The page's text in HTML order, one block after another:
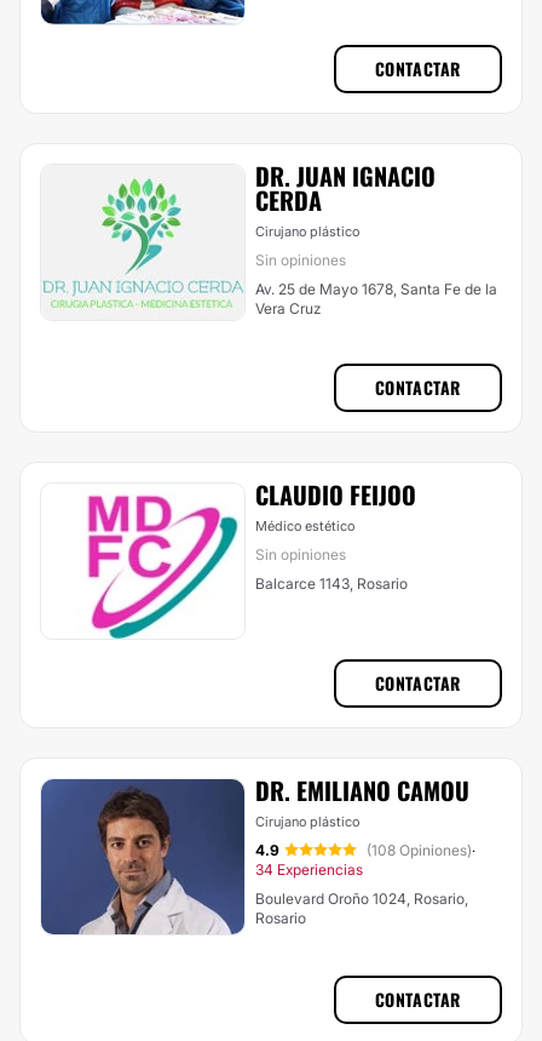
CONTACTAR
DR. JUAN IGNACIO
CERDA
Cirujano plástico
Sin opiniones
Av. 25 de Mayo 1678, Santa Fe de la
Vera Cruz
CONTACTAR
CLAUDIO FEIJOO
Médico estético
Sin opiniones
Balcarce 1143, Rosario
CONTACTAR
DR. EMILIANO CAMOU
Cirujano plástico
4.9 (108 Opiniones)·
34 Experiencias
Boulevard Oroño 1024, Rosario,
Rosario
CONTACTAR